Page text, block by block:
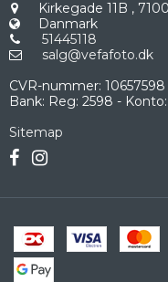
Kirkegade 11B ,
Danmark
51445118
salg@vefafoto.dk
CVR-nummer: 10657598
Bank: Reg: 2598 -
Sitemap